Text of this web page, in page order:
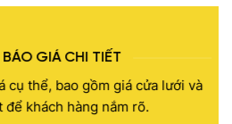
GIÁ CHI TIẾT
cụ thể, bao gồm giá cửa lưới và
để khách hàng nắm rõ.